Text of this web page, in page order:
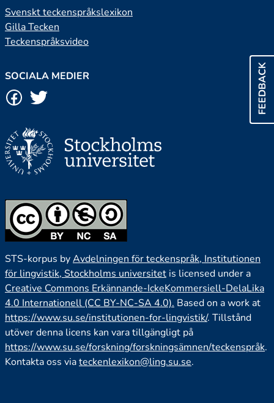
FEEDBACK
Svenskt teckenspråkslexikon
Gilla Tecken
Teckenspråksvideo
SOCIALA MEDIER
STS-korpus byAvdelningen för teckenspråk, Institutionen
för lingvistik, Stockholms universitet is licensed under a
Creative Commons Erkännande-IckeKommersiell-DelaLika
4.0 Internationell (CC BY-NC-SA 4.0). Based on a work at
https://www.su.se/institutionen-for-lingvistik/. Tillstånd
utöver denna licens kan vara tillgängligt på
https://www.su.se/forskning/forskningsämnen/teckenspråk.
Kontakta oss viateckenlexikon@ling.su.se.